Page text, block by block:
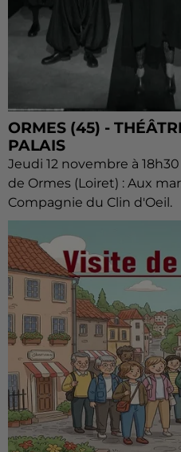
ORMES (45) -
PALAIS
Jeudi 12 novembre à
de Ormes (Loiret) : Aux
Compagnie du Clin d'Oeil.